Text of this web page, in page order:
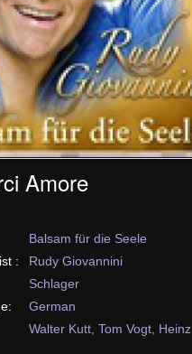
Amore
Balsam für die Seele
:
Rudy Giovannini
Schlager
German
Walter Kutt, Tom Vogt, Heinz